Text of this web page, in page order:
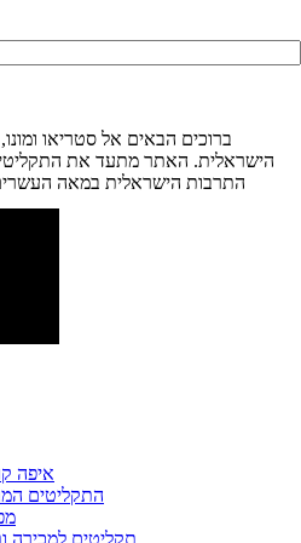
ברוכים הבאים אל סטריאו
הישראלית. האתר מתעד את
התרבות הישראלית במאה
איפה
100 התקליטים
תקליטים למכירה